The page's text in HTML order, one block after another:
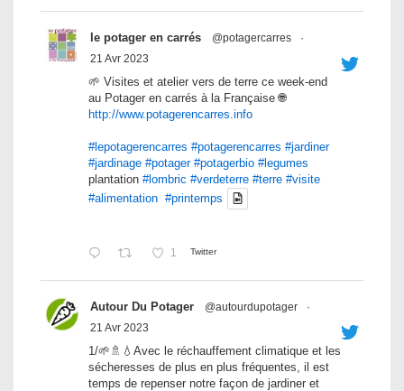
le potager en carrés @potagercarres
·
21 Avr 2023
🌱 Visites et atelier vers de terre ce week-end
au Potager en carrés à la Française 🌐
http://www.potagerencarres.info
#lepotagerencarres #potagerencarres #jardiner
#jardinage #potager #potagerbio #legumes
plantation #lombric #verdeterre #terre #visite
#alimentation #printemps
1 Twitter
Autour Du Potager @autourdupotager
·
21 Avr 2023
1/🌱🚿💧Avec le réchauffement climatique et les
sécheresses de plus en plus fréquentes, il est
temps de repenser notre façon de jardiner et